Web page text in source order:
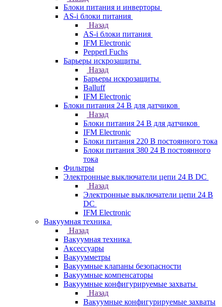
Блоки питания и инверторы
AS-i блоки питания
Назад
AS-i блоки питания
IFM Electronic
Pepperl Fuchs
Барьеры искрозащиты
Назад
Барьеры искрозащиты
Balluff
IFM Electronic
Блоки питания 24 В для датчиков
Назад
Блоки питания 24 В для датчиков
IFM Electronic
Блоки питания 220 В постоянного тока
Блоки питания 380 24 В постоянного
тока
Фильтры
Электронные выключатели цепи 24 В DC
Назад
Электронные выключатели цепи 24 В
DC
IFM Electronic
Вакуумная техника
Назад
Вакуумная техника
Аксессуары
Вакуумметры
Вакуумные клапаны безопасности
Вакуумные компенсаторы
Вакуумные конфигурируемые захваты
Назад
Вакуумные конфигурируемые захваты